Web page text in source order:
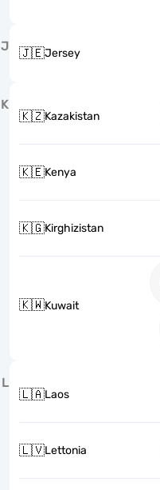
J 🇯🇪Jersey
K
🇰🇿Kazakistan
🇰🇪Kenya
🇰🇬Kirghizistan
🇰🇼Kuwait
L
🇱🇦Laos
🇱🇻Lettonia